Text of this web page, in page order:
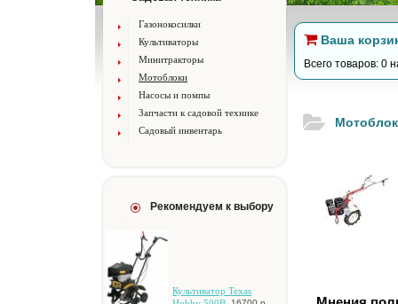
Газонокосилки
Культиваторы
Минитракторы
Мотоблоки
Насосы и помпы
Запчасти к садовой технике
Садовый инвентарь
Рекомендуем к выбору
Культиватор Texas
Ваша
Всего товаров: 0